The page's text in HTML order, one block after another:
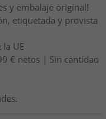
y embalaje original!
etiquetada y provista
UE
€ netos | Sin cantidad